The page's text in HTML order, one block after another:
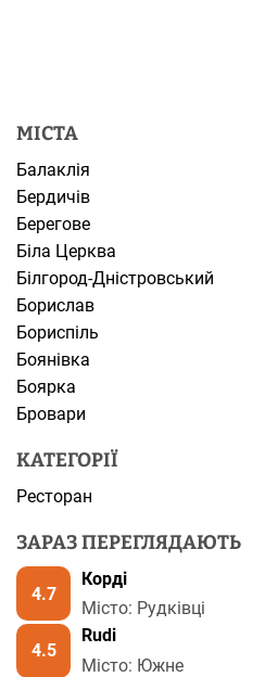
МІСТА
Балаклія
Бердичів
Берегове
Біла Церква
Білгород-Дністровський
Борислав
Бориспіль
Боянівка
Боярка
Бровари
КАТЕГОРІЇ
Ресторан
ЗАРАЗ ПЕРЕГЛЯДАЮТЬ
4.7
Корді
Місто: Рудківці
4.5
Rudi
Місто: Южне